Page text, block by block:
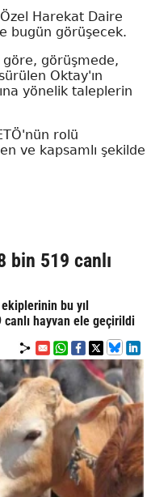
Harekat Daire
bugün görüşecek.
göre, görüşmede,
Oktay'ın
yönelik taleplerin
rolü
ve kapsamlı şekilde
bin 519 canlı
bu yıl
hayvan ele geçirildi